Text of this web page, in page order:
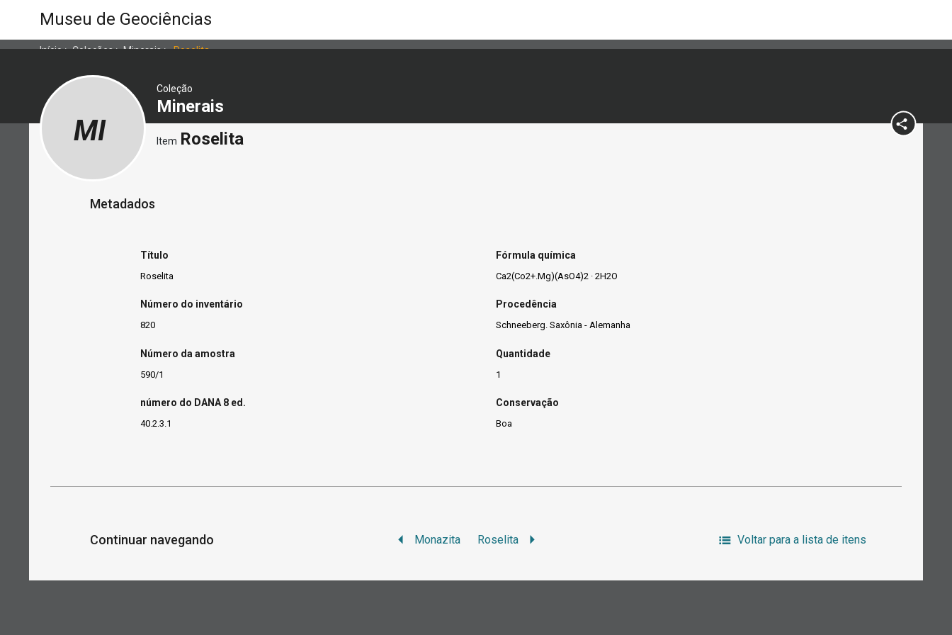
Museu de Geociências
Início>Coleções>Minerais>Roselita
Coleção
Minerais
MI Item Roselita
Metadados
Título
Roselita
Número do inventário
820
Número da amostra
590/1
número do DANA 8 ed.
40.2.3.1
Fórmula química
Ca2(Co2+.Mg)(AsO4)2 · 2H2O
Procedência
Schneeberg. Saxônia - Alemanha
Quantidade
1
Conservação
Boa
Continuar navegando Monazita Roselita Voltar para a lista de itens